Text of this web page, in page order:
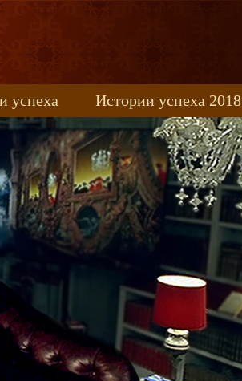
успеха
Истории успеха 2018
uspeh_2017